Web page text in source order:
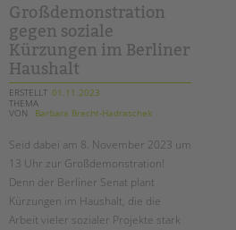
kinderschutz:
isef
inklusiv
Großdemonstration
gegen soziale
Kürzungen im Berliner
Haushalt
ERSTELLT 01.11.2023
THEMA
VON
Barbara Brecht-Hadraschek
Seid dabei am 8. November 2023 um
13 Uhr zur Großdemonstration!
Denn der Berliner Senat plant
Kürzungen im Haushalt, die die
Arbeit vieler sozialer Projekte stark